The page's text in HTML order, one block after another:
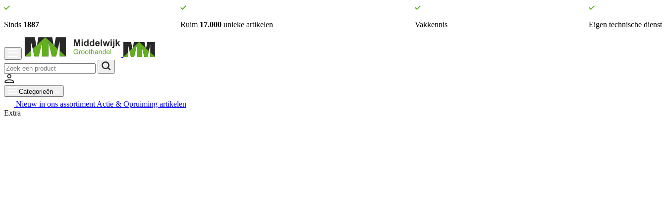
Sinds 1887 Ruim 17.000 unieke artikelen Vakkennis Eigen technische dienst
Categorieën
Nieuw in ons assortiment Actie & Opruiming artikelen
Extra